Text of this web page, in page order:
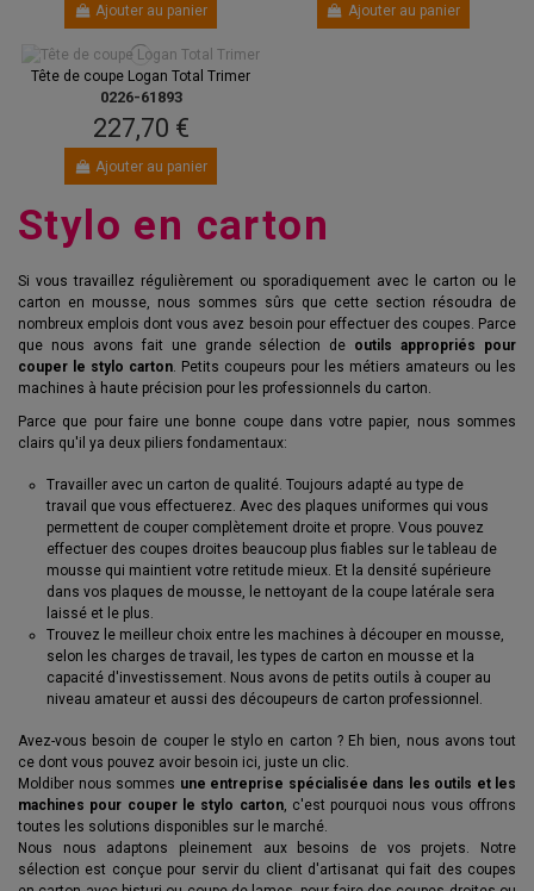
Ajouter au panier Ajouter au panier
Tête de coupe Logan Total Trimer
0226-61893
227,70 €
Ajouter au panier
Stylo en carton
Si vous travaillez régulièrement ou sporadiquement avec le carton ou le
carton en mousse, nous sommes sûrs que cette section résoudra de
nombreux emplois dont vous avez besoin pour effectuer des coupes. Parce
que nous avons fait une grande sélection de outils appropriés pour
couper le stylo carton. Petits coupeurs pour les métiers amateurs ou les
machines à haute précision pour les professionnels du carton.
Parce que pour faire une bonne coupe dans votre papier, nous sommes
clairs qu'il ya deux piliers fondamentaux:
Travailler avec un carton de qualité. Toujours adapté au type de
travail que vous effectuerez. Avec des plaques uniformes qui vous
permettent de couper complètement droite et propre. Vous pouvez
effectuer des coupes droites beaucoup plus fiables sur le tableau de
mousse qui maintient votre retitude mieux. Et la densité supérieure
dans vos plaques de mousse, le nettoyant de la coupe latérale sera
laissé et le plus.
Trouvez le meilleur choix entre les machines à découper en mousse,
selon les charges de travail, les types de carton en mousse et la
capacité d'investissement. Nous avons de petits outils à couper au
niveau amateur et aussi des découpeurs de carton professionnel.
Avez-vous besoin de couper le stylo en carton ? Eh bien, nous avons tout
ce dont vous pouvez avoir besoin ici, juste un clic.
Moldiber nous sommes une entreprise spécialisée dans les outils et les
machines pour couper le stylo carton, c'est pourquoi nous vous offrons
toutes les solutions disponibles sur le marché.
Nous nous adaptons pleinement aux besoins de vos projets. Notre
sélection est conçue pour servir du client d'artisanat qui fait des coupes